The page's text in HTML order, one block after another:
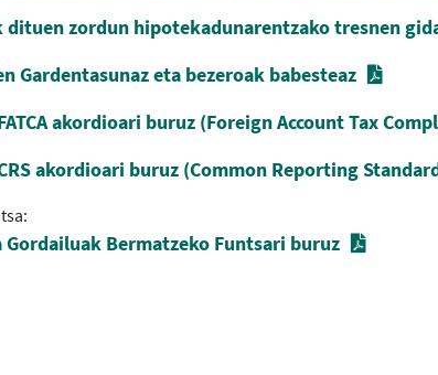
dituen zordun hipotekadunarentzako tresnen
Gardentasunaz eta bezeroak babesteaz
akordioari buruz (Foreign Account Tax
akordioari buruz (Common Reporting
Bermatzeko Funtsari buruz